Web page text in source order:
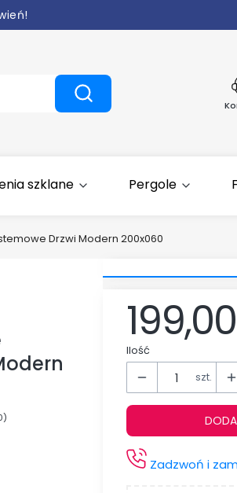
WyczyśćSzukaj
szklane Pergole
Drzwi Modern 200x060
Ilość
szt.
Zadzwoń i